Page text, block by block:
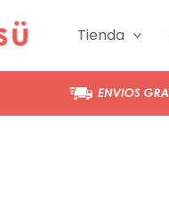
Tienda